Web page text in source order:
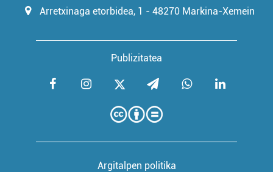
Arretxinaga etorbidea, 1 - 48270 Markina-Xemein
Publizitatea
Argitalpen politika